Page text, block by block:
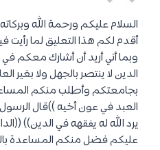
السلام عليكم ورحمة الله
أقدم لكم هذا التعليق لما
وبما أني أريد أن أشارك معكم
الدين لا ينتصر بالجهل ولا بغير
بجامعتكم وأطلب منكم
العبد في عون أخيه ))قال
يرد الله له يفقهه في الدين))
عليكم فضل منكم المساعدة